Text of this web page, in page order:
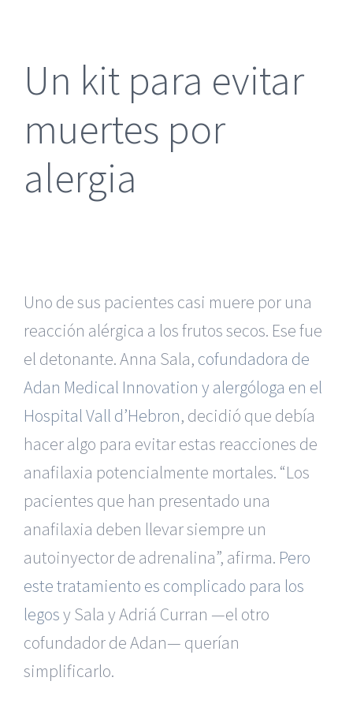
Un kit para evitar
muertes por
alergia
Uno de sus pacientes casi muere por una
reacción alérgica a los frutos secos. Ese fue
el detonante. Anna Sala, cofundadora de
Adan Medical Innovation y alergóloga en el
Hospital Vall d’Hebron, decidió que debía
hacer algo para evitar estas reacciones de
anafilaxia potencialmente mortales. “Los
pacientes que han presentado una
anafilaxia deben llevar siempre un
autoinyector de adrenalina”, afirma. Pero
este tratamiento es complicado para los
legosy Sala y Adriá Curran —el otro
cofundador de Adan— querían
simplificarlo.